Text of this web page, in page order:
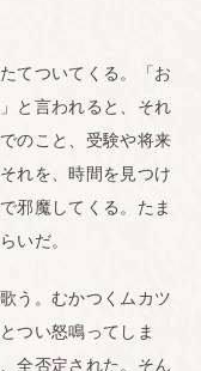
てついてくる。「お
と言われると、それ
のこと、受験や将来
れを、時間を見つけ
邪魔してくる。たま
いだ。
う。むかつくムカツ
つい怒鳴ってしま
全否定された。そん